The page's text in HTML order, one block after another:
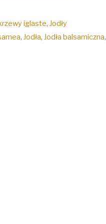
iglaste,Jodły
,Jodła,Jodła balsamiczna,